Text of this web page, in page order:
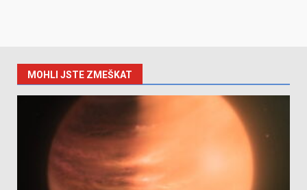
MOHLI JSTE ZMEŠKAT